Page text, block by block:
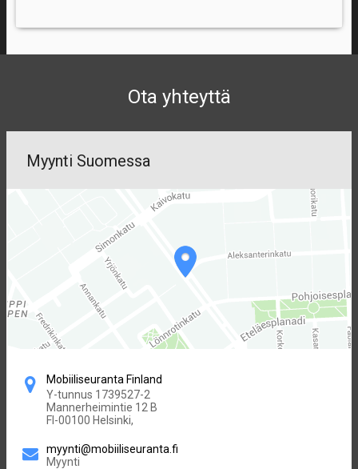
Ota yhteyttä
Myynti Suomessa
Mobiiliseuranta Finland
Y-tunnus 1739527-2
Mannerheimintie 12 B
FI-00100 Helsinki,
myynti@mobiiliseuranta.fi
Myynti